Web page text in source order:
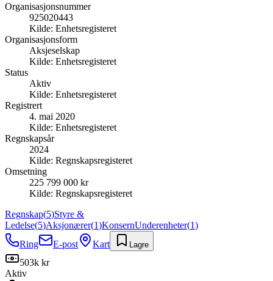
Organisasjonsnummer
925020443
Kilde: Enhetsregisteret
Organisasjonsform
Aksjeselskap
Kilde: Enhetsregisteret
Status
Aktiv
Kilde: Enhetsregisteret
Registrert
4. mai 2020
Kilde: Enhetsregisteret
Regnskapsår
2024
Kilde: Regnskapsregisteret
Omsetning
225 799 000 kr
Kilde: Regnskapsregisteret
Regnskap(5)Styre &
Ledelse(5)Aksjonærer(1)KonsernUnderenheter(1)
Ring
E-post Kart Lagre
503k kr
Aktiv